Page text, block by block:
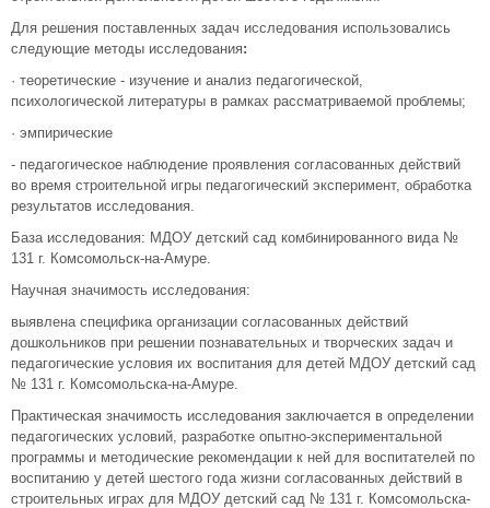
Для решения поставленных задач исследования использовались
следующие методы исследования:
· теоретические - изучение и анализ педагогической,
психологической литературы в рамках рассматриваемой проблемы;
· эмпирические
- педагогическое наблюдение проявления согласованных действий
во время строительной игры педагогический эксперимент, обработка
результатов исследования.
База исследования: МДОУ детский сад комбинированного вида №
131 г. Комсомольск-на-Амуре.
Научная значимость исследования:
выявлена специфика организации согласованных действий
дошкольников при решении познавательных и творческих задач и
педагогические условия их воспитания для детей МДОУ детский сад
№ 131 г. Комсомольска-на-Амуре.
Практическая значимость исследования заключается в определении
педагогических условий, разработке опытно-экспериментальной
программы и методические рекомендации к ней для воспитателей по
воспитанию у детей шестого года жизни согласованных действий в
строительных играх для МДОУ детский сад № 131 г. Комсомольска-